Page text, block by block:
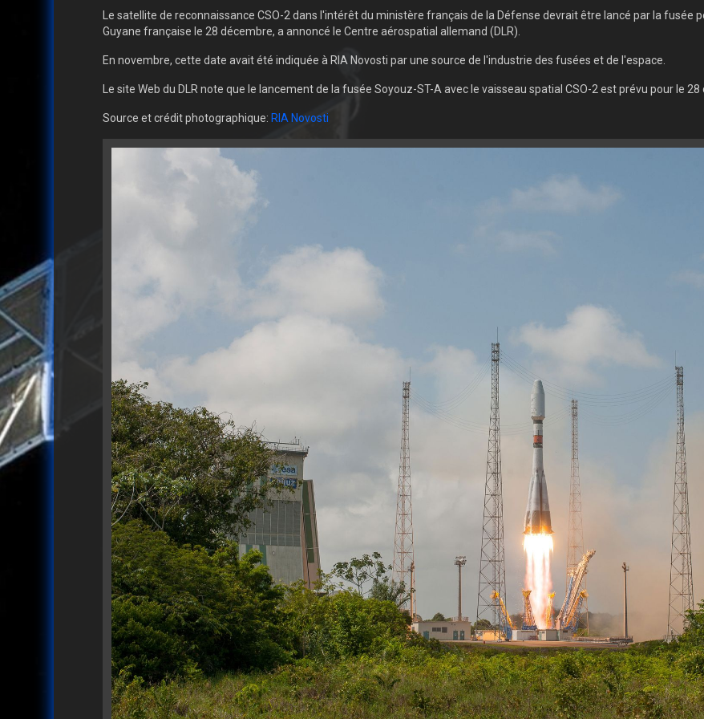
Le satellite de reconnaissance CSO-2 dans l'intérêt du ministère français de la Défense devrait être lancé par la fusée
Guyane française le 28 décembre, a annoncé le Centre aérospatial allemand (DLR).
En novembre, cette date avait été indiquée à RIA Novosti par une source de l'industrie des fusées et de l'espace.
Le site Web du DLR note que le lancement de la fusée Soyouz-ST-A avec le vaisseau spatial CSO-2 est prévu pour le 28
Source et crédit photographique: RIA Novosti